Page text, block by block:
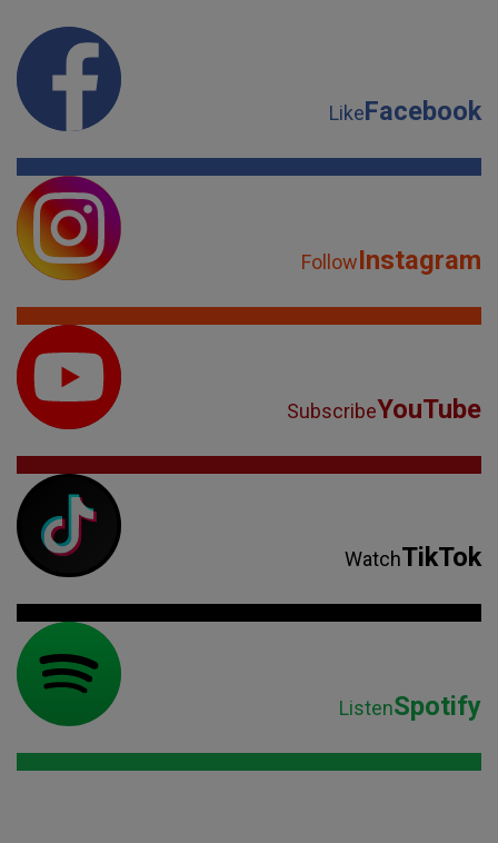
LikeFacebook
FollowInstagram
SubscribeYouTube
WatchTikTok
ListenSpotify